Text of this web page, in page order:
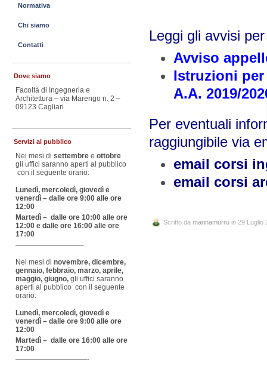
Leggi gli avvisi
Avviso
Istruzioni
A.A. 2019/
Per eventuali
raggiungibile via
email corsi
email corsi
Scritto da marinamurru in 29 Luglio
Normativa
Chi siamo
Contatti
Dove siamo
Facoltà di Ingegneria e
Architettura – via Marengo n. 2 –
09123 Cagliari
Servizi al pubblico
Nei mesi di settembre e ottobre
gli uffici saranno aperti al pubblico
con il seguente orario:
Lunedì, mercoledì, giovedì e
venerdì – dalle ore 9:00 alle ore
12:00
Martedì – dalle ore 10:00 alle ore
12:00 e dalle ore 16:00 alle ore
17:00
—————————–
Nei mesi di novembre, dicembre,
gennaio, febbraio, marzo, aprile,
maggio, giugno, gli uffici saranno
aperti al pubblico con il seguente
orario:
Lunedì, mercoledì, giovedì e
venerdì – dalle ore 9:00 alle ore
12:00
Martedì – dalle ore 16:00 alle ore
17:00
——————————-